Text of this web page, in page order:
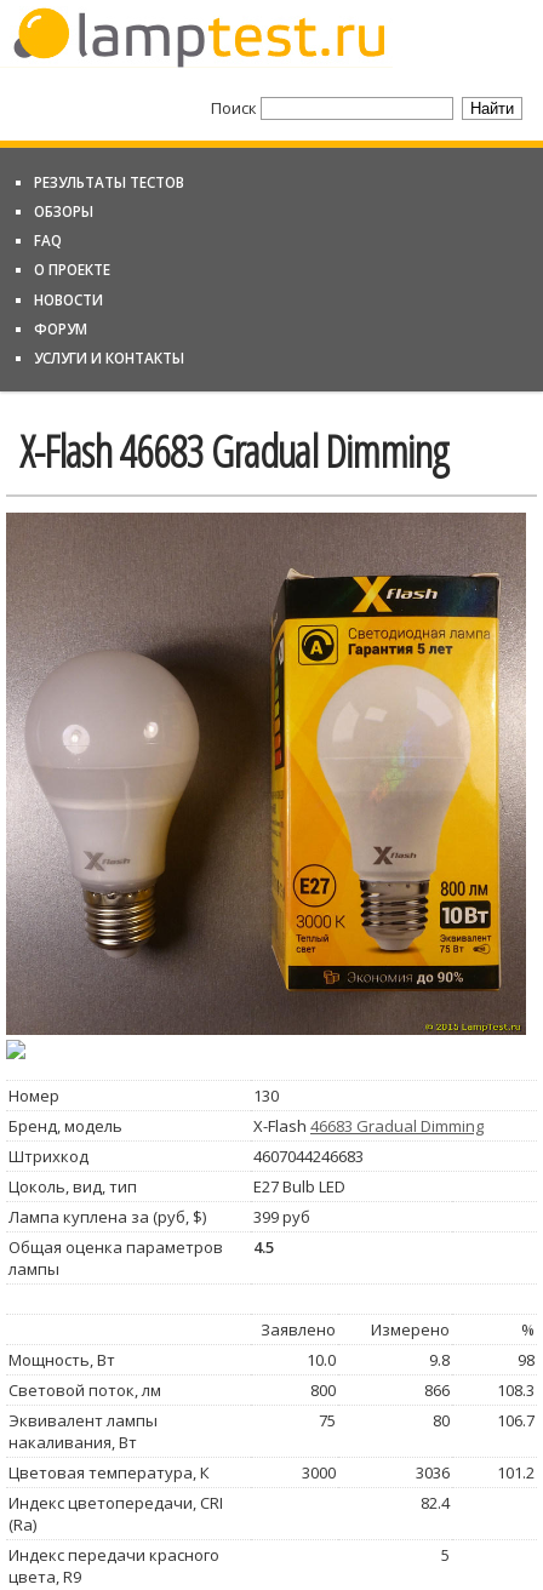
Поиск
РЕЗУЛЬТАТЫ ТЕСТОВ
ОБЗОРЫ
FAQ
О ПРОЕКТЕ
НОВОСТИ
ФОРУМ
УСЛУГИ И КОНТАКТЫ
X-Flash 46683 Gradual Dimming
Номер
130
Бренд, модель
X-Flash 46683 Gradual Dimming
Штрихкод
4607044246683
Цоколь, вид, тип
E27 Bulb LED
Лампа куплена за (руб, $)
399 руб
Общая оценка параметров
лампы
4.5
Заявлено Измерено
%
Мощность, Вт
10.0 9.8
98
Световой поток, лм
800 866
108.3
Эквивалент лампы
накаливания, Вт
75 80 106.7
Цветовая температура, К 3000 3036
101.2
Индекс цветопередачи, CRI
(Ra)
82.4
Индекс передачи красного
цвета, R9
5